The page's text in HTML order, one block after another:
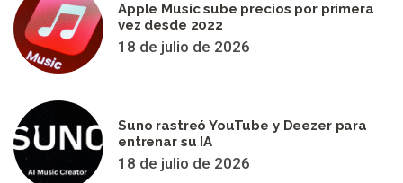
Apple Music sube precios por primera
vez desde 2022
18 de julio de 2026
Suno rastreó YouTube y Deezer para
entrenar su IA
18 de julio de 2026